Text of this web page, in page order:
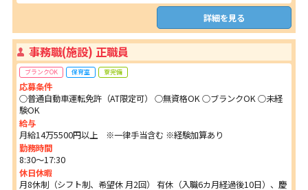
詳細を見る
事務職(施設) 正職員
ブランクOK 保育室 寮完備
応募条件
○普通自動車運転免許（AT限定可） ○無資格OK ○ブランクOK ○未経
験OK
給与
月給14万5500円以上 ※一律手当含む ※経験加算あり
勤務時間
8:30～17:30
休日休暇
月8休制（シフト制、希望休 月2回） 有休（入職6カ月経過後10日）、慶